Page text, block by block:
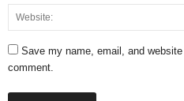
Save my name, email, and
comment.